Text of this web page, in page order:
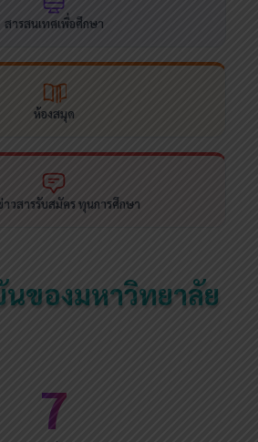
สารสนเทศเพื่อศึกษา
ห้องสมุด
วสารรับสมัคร ทุนการศึกษา
ของมหาวิทยาลัย
7